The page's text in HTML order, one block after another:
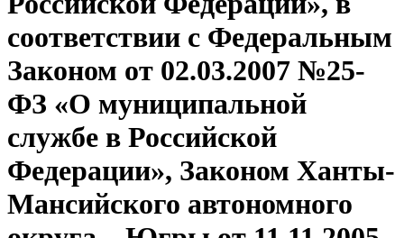
соответствии с Федеральным
Законом от 02.03.2007 №25-
ФЗ «О муниципальной
службе в Российской
Федерации», Законом Ханты-
Мансийского автономного